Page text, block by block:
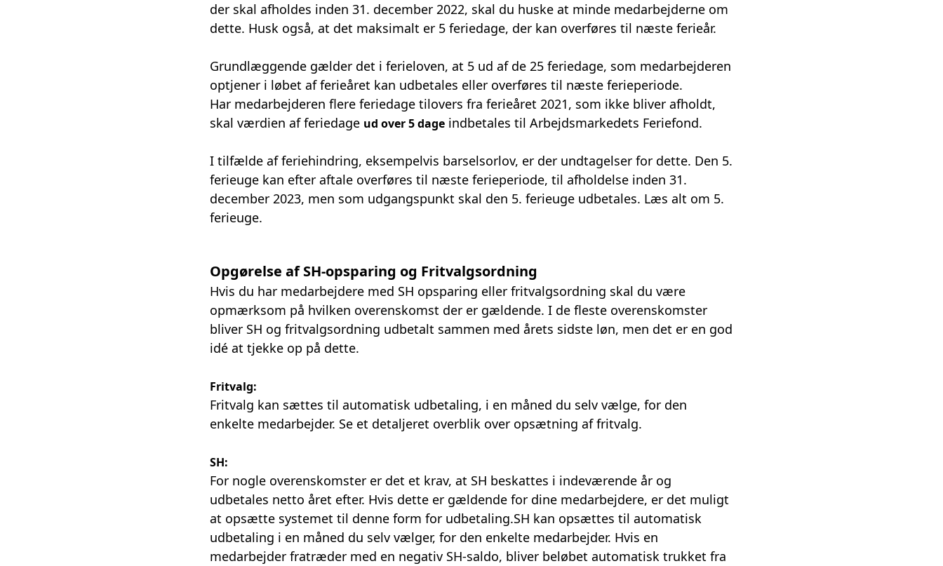
der skal afholdes inden 31. december 2022, skal du huske at minde medarbejderne om
dette. Husk også, at det maksimalt er 5 feriedage, der kan overføres til næste ferieår.
Grundlæggende gælder det i ferieloven, at 5 ud af de 25 feriedage, som medarbejderen
optjener i løbet af ferieåret kan udbetales eller overføres til næste ferieperiode.
Har medarbejderen flere feriedage tilovers fra ferieåret 2021, som ikke bliver afholdt,
skal værdien af feriedage ud over 5 dage indbetales til Arbejdsmarkedets Feriefond.
I tilfælde af feriehindring, eksempelvis barselsorlov, er der undtagelser for dette. Den 5.
ferieuge kan efter aftale overføres til næste ferieperiode, til afholdelse inden 31.
december 2023, men som udgangspunkt skal den 5. ferieuge udbetales. Læs alt om 5.
ferieuge.
Opgørelse af SH-opsparing og Fritvalgsordning
Hvis du har medarbejdere med SH opsparing eller fritvalgsordning skal du være
opmærksom på hvilken overenskomst der er gældende. I de fleste overenskomster
bliver SH og fritvalgsordning udbetalt sammen med årets sidste løn, men det er en god
idé at tjekke op på dette.
Fritvalg:
Fritvalg kan sættes til automatisk udbetaling, i en måned du selv vælge, for den
enkelte medarbejder. Se et detaljeret overblik over opsætning af fritvalg.
SH:
For nogle overenskomster er det et krav, at SH beskattes i indeværende år og
udbetales netto året efter. Hvis dette er gældende for dine medarbejdere, er det muligt
at opsætte systemet til denne form for udbetaling.SH kan opsættes til automatisk
udbetaling i en måned du selv vælger, for den enkelte medarbejder. Hvis en
medarbejder fratræder med en negativ SH-saldo, bliver beløbet automatisk trukket fra